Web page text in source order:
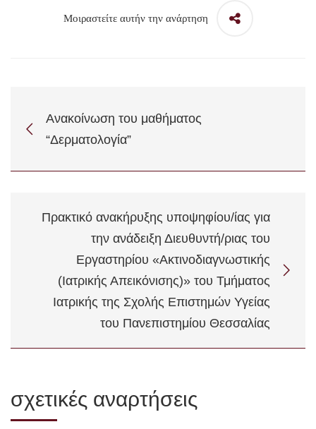
Μοιραστείτε αυτήν την ανάρτηση
Ανακοίνωση του μαθήματος
“Δερματολογία”
Πρακτικό ανακήρυξης υποψηφίου/ίας για
την ανάδειξη Διευθυντή/ριας του
Εργαστηρίου «Ακτινοδιαγνωστικής
(Ιατρικής Απεικόνισης)» του Τμήματος
Ιατρικής της Σχολής Επιστημών Υγείας
του Πανεπιστημίου Θεσσαλίας
σχετικές αναρτήσεις